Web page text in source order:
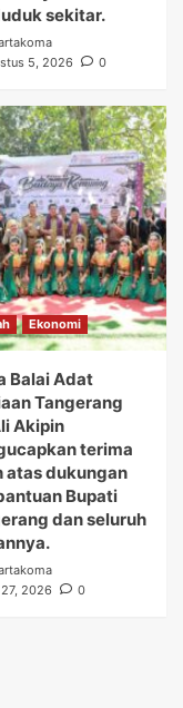
sekitar.
5, 2026
0
Ekonomi
Balai Adat
Tangerang
Akipin
terima
atas dukungan
Bupati
dan seluruh
2026
0